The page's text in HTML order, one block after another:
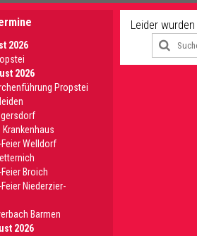
Leider
2026
2026
Propstei
Welldorf
Broich
Niederzier-
Barmen
2026